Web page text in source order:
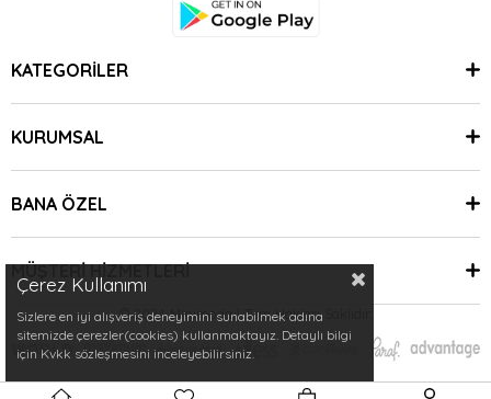
KATEGORİLER
KURUMSAL
BANA ÖZEL
MÜŞTERİ HİZMETLERİ
© 2024 Minimoda | Tüm Hakları Saklıdır.
Çerez Kullanımı
Sizlere en iyi alışveriş deneyimini sunabilmek adına
sitemizde çerezler(cookies) kullanmaktayız. Detaylı bilgi
için Kvkk sözleşmesini inceleyebilirsiniz.